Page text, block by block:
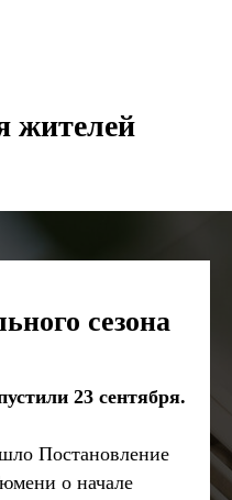
жителей
сезона
23 сентября.
Постановление
о начале